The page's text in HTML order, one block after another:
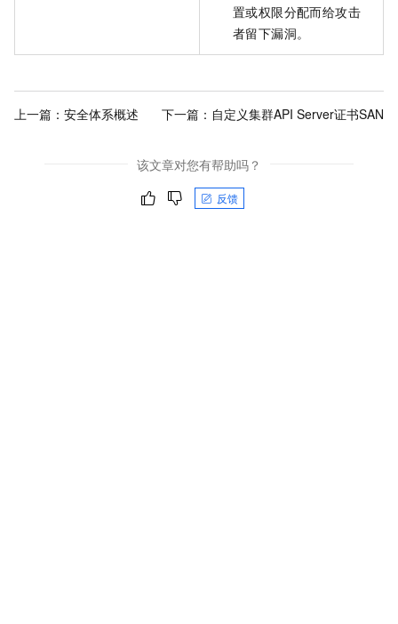
置或权限分配而给攻击
者留下漏洞。
上一篇： 安全体系概述 下一篇： 自定义集群API Server证书SAN
该文章对您有帮助吗？
反馈